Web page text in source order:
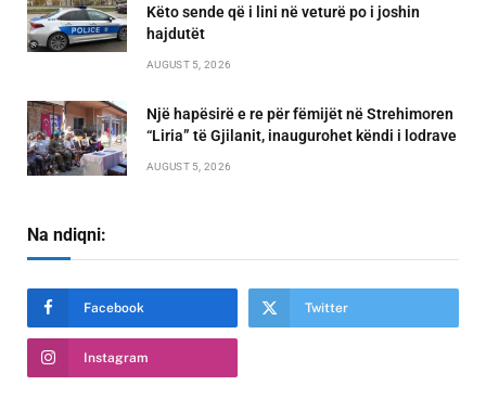
Këto sende që i lini në veturë po i joshin
hajdutët
AUGUST 5, 2026
Një hapësirë e re për fëmijët në Strehimoren
“Liria” të Gjilanit, inaugurohet këndi i lodrave
AUGUST 5, 2026
Na ndiqni:
Facebook Twitter
Instagram